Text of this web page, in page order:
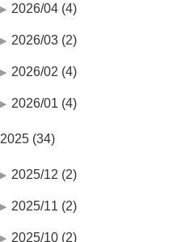
2026/04 (4)
2026/03 (2)
2026/02 (4)
2026/01 (4)
2025 (34)
2025/12 (2)
2025/11 (2)
2025/10 (2)